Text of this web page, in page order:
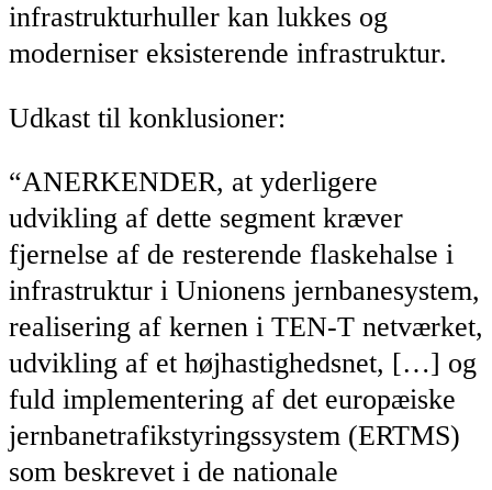
infrastrukturhuller kan lukkes og
moderniser eksisterende infrastruktur.
Udkast til konklusioner:
“ANERKENDER, at yderligere
udvikling af dette segment kræver
fjernelse af de resterende flaskehalse i
infrastruktur i Unionens jernbanesystem,
realisering af kernen i TEN-T netværket,
udvikling af et højhastighedsnet, […] og
fuld implementering af det europæiske
jernbanetrafikstyringssystem (ERTMS)
som beskrevet i de nationale